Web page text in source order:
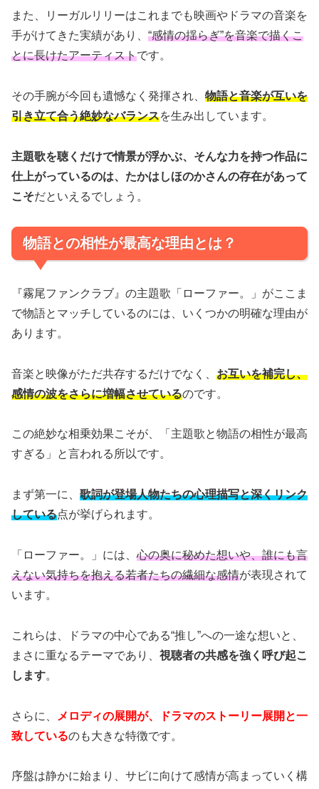
また、リーガルリリーはこれまでも映画やドラマの音楽を
手がけてきた実績があり、 “感情の揺らぎ”を音楽で描くこ
とに長けたアーティストです。
その手腕が今回も遺憾なく発揮され、 物語と音楽が互いを
引き立て合う絶妙なバランスを生み出しています。
主題歌を聴くだけで情景が浮かぶ、そんな力を持つ作品に
仕上がっているのは、たかはしほのかさんの存在があって
こそだといえるでしょう。
物語との相性が最高な理由とは？
『霧尾ファンクラブ』の主題歌「ローファー。」がここま
で物語とマッチしているのには、いくつかの明確な理由が
あります。
音楽と映像がただ共存するだけでなく、 お互いを補完し、
感情の波をさらに増幅させているのです。
この絶妙な相乗効果こそが、「主題歌と物語の相性が最高
すぎる」と言われる所以です。
まず第一に、 歌詞が登場人物たちの心理描写と深くリンク
している点が挙げられます。
「ローファー。」には、 心の奥に秘めた想いや、誰にも言
えない気持ちを抱える若者たちの繊細な感情が表現されて
います。
これらは、ドラマの中心である“推し”への一途な想いと、
まさに重なるテーマであり、 視聴者の共感を強く呼び起こ
します。
さらに、
メロディの展開が、ドラマのストーリー展開と一
致しているのも大きな特徴です。
序盤は静かに始まり、サビに向けて感情が高まっていく構